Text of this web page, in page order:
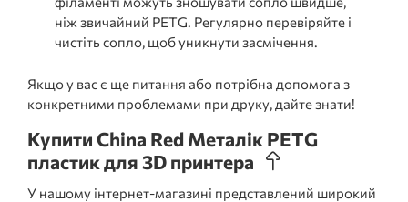
ніж звичайний PETG. Регулярно перевіряйте і
чистіть сопло, щоб уникнути засмічення.
Якщо у вас є ще питання або потрібна допомога з
конкретними проблемами при друку, дайте знати!
Купити China Red Металік PETG
пластик для 3D принтера
У нашому інтернет-магазині представлений широкий